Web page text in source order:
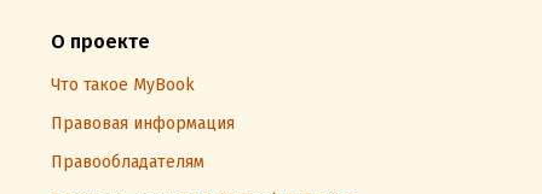
О проекте
Что такое MyBook
Правовая информация
Правообладателям